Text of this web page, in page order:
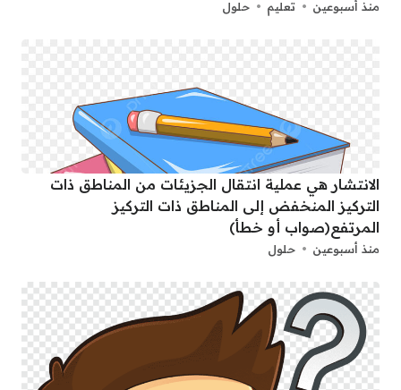
منذ أسبوعين تعليم حلول
الانتشار هي عملية انتقال الجزيئات من المناطق ذات
التركيز المنخفض إلى المناطق ذات التركيز
المرتفع(صواب أو خطأ)
منذ أسبوعين حلول